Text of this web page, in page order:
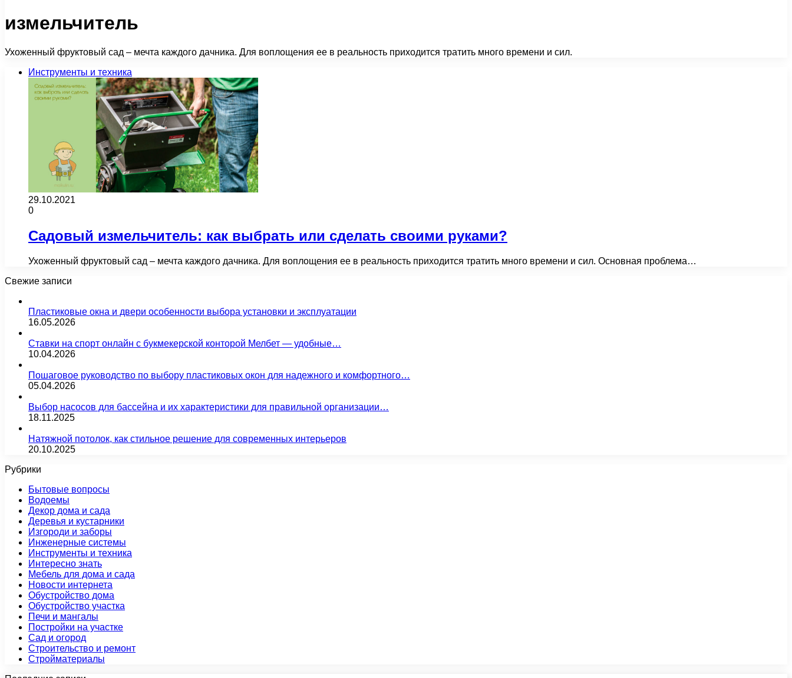
измельчитель
Ухоженный фруктовый сад – мечта каждого дачника. Для воплощения ее в реальность приходится тратить много времени и сил.
Инструменты и техника
29.10.2021
0
Садовый измельчитель: как выбрать или сделать своими руками?
Ухоженный фруктовый сад – мечта каждого дачника. Для воплощения ее в реальность приходится тратить много времени и сил. Основная проблема…
Свежие записи
Пластиковые окна и двери особенности выбора установки и эксплуатации
16.05.2026
Ставки на спорт онлайн с букмекерской конторой Мелбет — удобные…
10.04.2026
Пошаговое руководство по выбору пластиковых окон для надежного и комфортного…
05.04.2026
Выбор насосов для бассейна и их характеристики для правильной организации…
18.11.2025
Натяжной потолок, как стильное решение для современных интерьеров
20.10.2025
Рубрики
Бытовые вопросы
Водоемы
Декор дома и сада
Деревья и кустарники
Изгороди и заборы
Инженерные системы
Инструменты и техника
Интересно знать
Мебель для дома и сада
Новости интернета
Обустройство дома
Обустройство участка
Печи и мангалы
Постройки на участке
Сад и огород
Строительство и ремонт
Стройматериалы